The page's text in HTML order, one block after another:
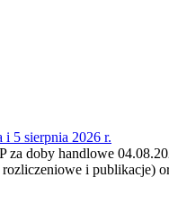
5 sierpnia 2026 r.
doby handlowe
i publikacje)